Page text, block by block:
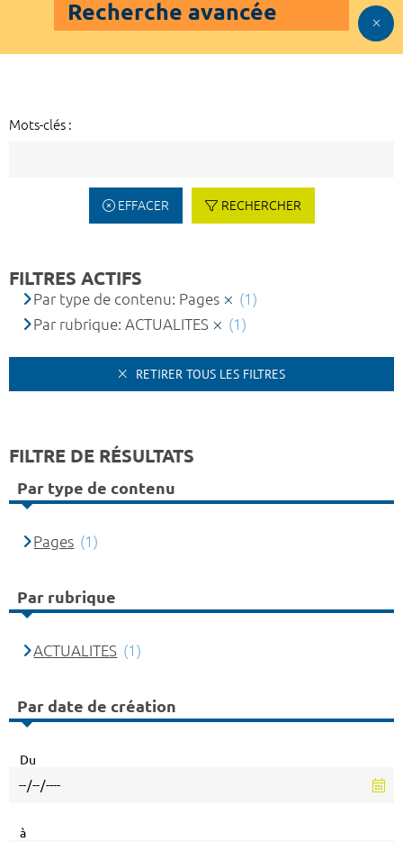
Recherche avancée
Mots-clés :
EFFACER RECHERCHER
FILTRES ACTIFS
Par type de contenu: Pages
(1)
Par rubrique: ACTUALITES
(1)
RETIRER TOUS LES FILTRES
FILTRE DE RÉSULTATS
Par type de contenu
Pages (1)
Par rubrique
ACTUALITES (1)
Par date de création
Du
à